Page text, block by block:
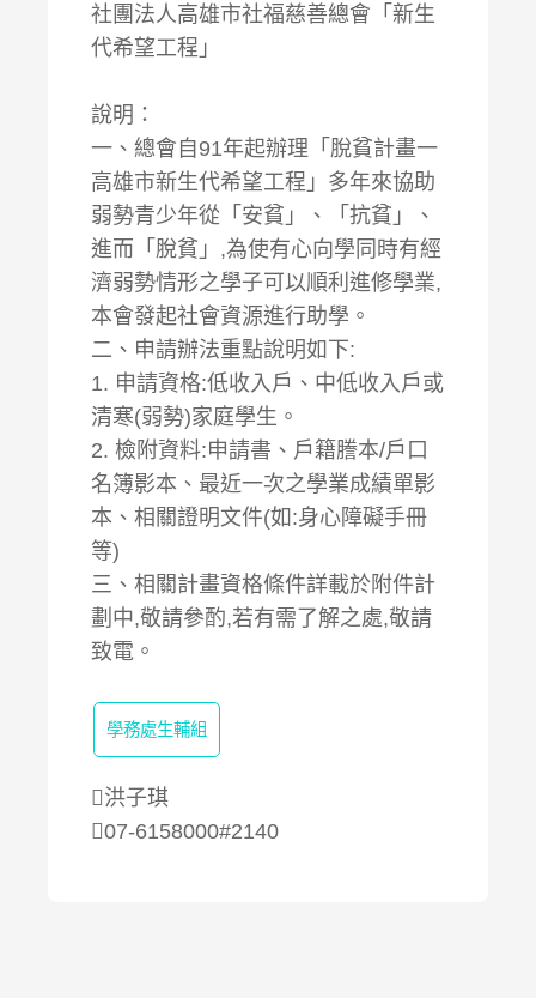
社團法人高雄市社福慈善總會「新生
代希望工程」
說明：
一、總會自91年起辦理「脫貧計畫一
高雄市新生代希望工程」多年來協助
弱勢青少年從「安貧」、「抗貧」、
進而「脫貧」,為使有心向學同時有經
濟弱勢情形之學子可以順利進修學業,
本會發起社會資源進行助學。
二、申請辦法重點說明如下:
1. 申請資格:低收入戶、中低收入戶或
清寒(弱勢)家庭學生。
2. 檢附資料:申請書、戶籍謄本/戶口
名簿影本、最近一次之學業成績單影
本、相關證明文件(如:身心障礙手冊
等)
三、相關計畫資格條件詳載於附件計
劃中,敬請參酌,若有需了解之處,敬請
致電。
學務處生輔組
洪子琪
07-6158000#2140